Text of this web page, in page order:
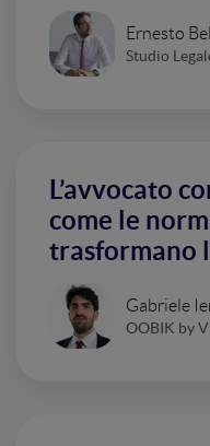
Ernesto
Studio
L’avvocato
come le
trasformano
Gabriele
OOBIK by